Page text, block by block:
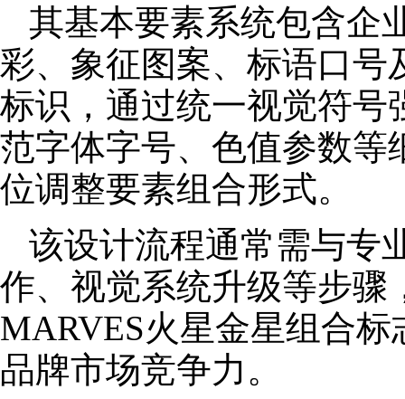
其基本要素系统包含企
彩、象征图案、标语口号
标识，通过统一视觉符号
范字体字号、色值参数等
位调整要素组合形式。
该设计流程通常需与专
作、视觉系统升级等步
MARVES火星金星组合
品牌市场竞争力。